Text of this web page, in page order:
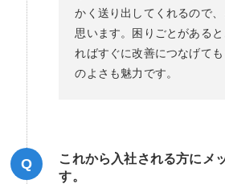
かく送り出してくれるので
思います。困りごとがある
ればすぐに改善につなげて
のよさも魅力です。
Q
これから入社される方にメ
す。